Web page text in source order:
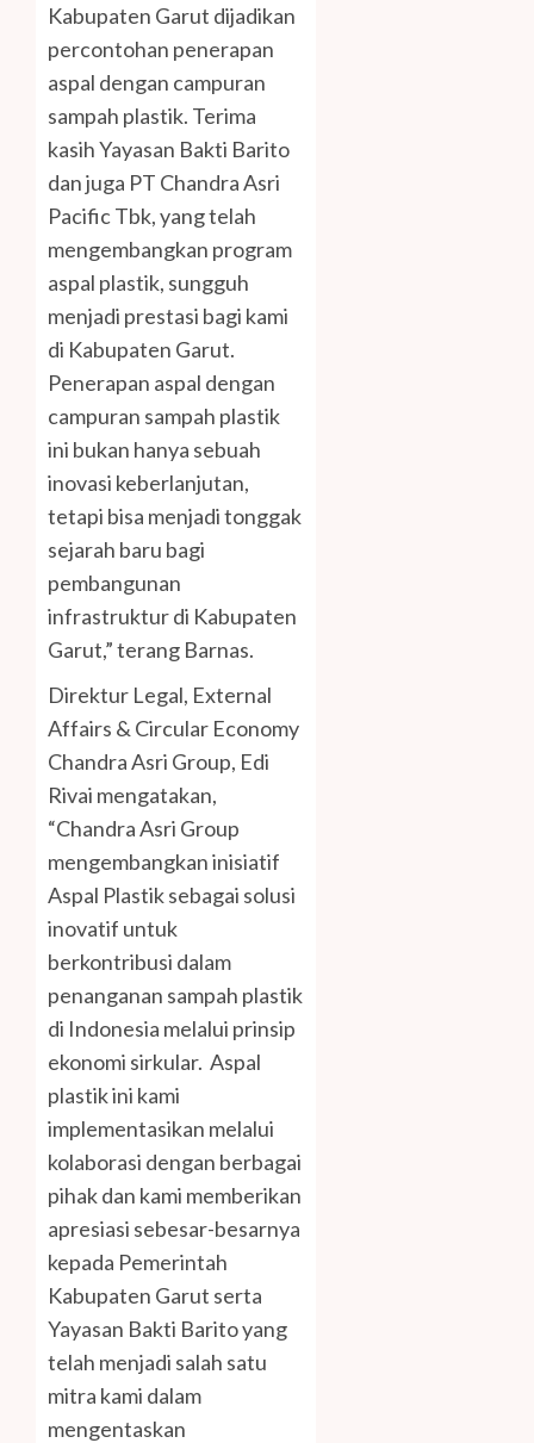
Kabupaten Garut dijadikan
percontohan penerapan
aspal dengan campuran
sampah plastik. Terima
kasih Yayasan Bakti Barito
dan juga PT Chandra Asri
Pacific Tbk, yang telah
mengembangkan program
aspal plastik, sungguh
menjadi prestasi bagi kami
di Kabupaten Garut.
Penerapan aspal dengan
campuran sampah plastik
ini bukan hanya sebuah
inovasi keberlanjutan,
tetapi bisa menjadi tonggak
sejarah baru bagi
pembangunan
infrastruktur di Kabupaten
Garut,” terang Barnas.
Direktur Legal, External
Affairs & Circular Economy
Chandra Asri Group, Edi
Rivai mengatakan,
“Chandra Asri Group
mengembangkan inisiatif
Aspal Plastik sebagai solusi
inovatif untuk
berkontribusi dalam
penanganan sampah plastik
di Indonesia melalui prinsip
ekonomi sirkular. Aspal
plastik ini kami
implementasikan melalui
kolaborasi dengan berbagai
pihak dan kami memberikan
apresiasi sebesar-besarnya
kepada Pemerintah
Kabupaten Garut serta
Yayasan Bakti Barito yang
telah menjadi salah satu
mitra kami dalam
mengentaskan